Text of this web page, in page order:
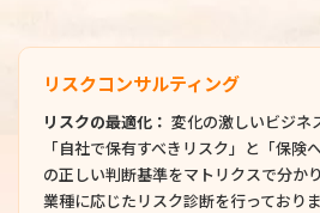
リスクコンサルティング
リスクの最適化： 変化の激しいビジネ
「自社で保有すべきリスク」と「保険
の正しい判断基準をマトリクスで分か
業種に応じたリスク診断を行っておりま